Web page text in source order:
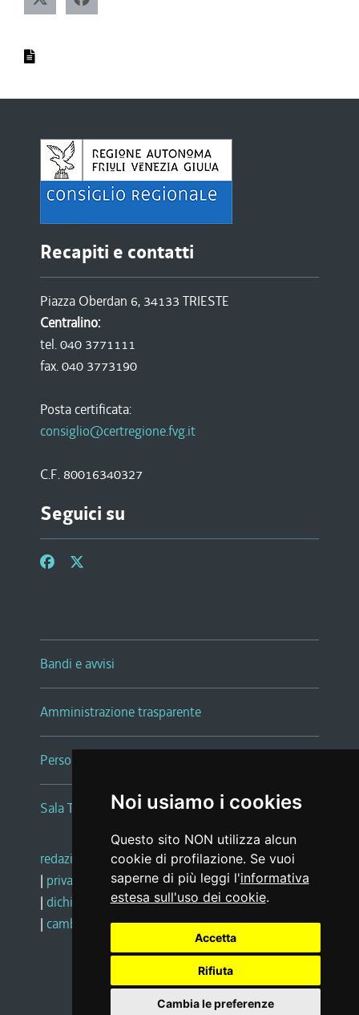
Noi usiamo i cookies
Questo sito NON utilizza alcun
cookie di profilazione. Se vuoi
saperne di più leggi l'informativa
estesa sull'uso dei cookie.
Accetta
Rifiuta
Cambia le preferenze
Recapiti e contatti
Piazza Oberdan 6, 34133 TRIESTE
Centralino:
tel. 040 3771111
fax. 040 3773190
Posta certificata:
consiglio@certregione.fvg.it
C.F. 80016340327
Seguici su
Bandi e avvisi
Amministrazione trasparente
Persone e Uffici
Sala Tiziano Tessitori
redazione web |note legali |glossario
| privacy
social media policy
| dichiarazione di accessibilità |feedback
| cambio preferenze cookie
Realizzato da